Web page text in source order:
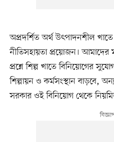
অপ্রদর্শিত অর্থ উৎপাদনশীল
নীতিসহায়তা প্রয়োজন। আমাদের
প্রশ্নে শিল্প খাতে বিনিয়োগের
শিল্পায়ন ও কর্মসংস্থান বাড়বে,
সরকার ওই বিনিয়োগ থেকে